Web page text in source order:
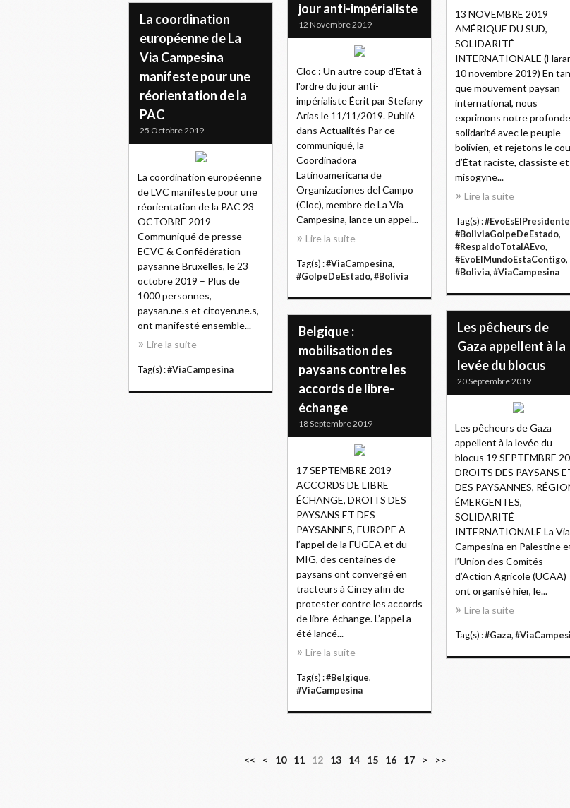
13 NOVEMBRE 2019
AMÉRIQUE DU SUD,
SOLIDARITÉ
INTERNATIONALE
10 novembre 2019) En
que mouvement paysan
international, nous
exprimons notre profonde
solidarité avec le peuple
bolivien, et rejetons le
d’État raciste, classiste et
misogyne...
Lire la suite
Tag(s) :#EvoEsElPresidente
#BoliviaGolpeDeEstado,
#RespaldoTotalAEvo,
#EvoElMundoEstaContigo,
#Bolivia, #ViaCampesina
jour anti-impérialiste
12 Novembre 2019
Cloc : Un autre coup d'Etat à
l'ordre du jour anti-
impérialiste Écrit par Stefany
Arias le 11/11/2019. Publié
dans Actualités Par ce
communiqué, la
Coordinadora
Latinoamericana de
Organizaciones del Campo
(Cloc), membre de La Via
Campesina, lance un appel...
Lire la suite
Tag(s) :#ViaCampesina,
#GolpeDeEstado, #Bolivia
La coordination
européenne de La
Via Campesina
manifeste pour une
réorientation de la
PAC
25 Octobre 2019
La coordination européenne
de LVC manifeste pour une
réorientation de la PAC 23
OCTOBRE 2019
Communiqué de presse
ECVC & Confédération
paysanne Bruxelles, le 23
octobre 2019 – Plus de
1000 personnes,
paysan.ne.s et citoyen.ne.s,
ont manifesté ensemble...
Lire la suite
Tag(s) :#ViaCampesina
Les pêcheurs de
Gaza appellent à la
levée du blocus
20 Septembre 2019
Les pêcheurs de Gaza
appellent à la levée du
blocus 19 SEPTEMBRE
DROITS DES PAYSANS
DES PAYSANNES,
ÉMERGENTES,
SOLIDARITÉ
INTERNATIONALE La Via
Campesina en Palestine
l’Union des Comités
d’Action Agricole (UCAA)
ont organisé hier, le...
Lire la suite
Tag(s) :#Gaza,
Belgique :
mobilisation des
paysans contre les
accords de libre-
échange
18 Septembre 2019
17 SEPTEMBRE 2019
ACCORDS DE LIBRE
ÉCHANGE, DROITS DES
PAYSANS ET DES
PAYSANNES, EUROPE A
l’appel de la FUGEA et du
MIG, des centaines de
paysans ont convergé en
tracteurs à Ciney afin de
protester contre les accords
de libre-échange. L’appel a
été lancé...
Lire la suite
Tag(s) :#Belgique,
#ViaCampesina
<< < 10 11 12 13 14 15 16 17 > >>